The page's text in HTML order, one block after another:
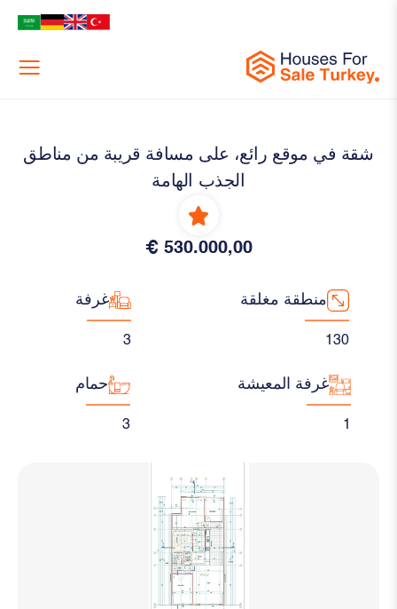
Menu
شقة في موقع رائع، على مسافة قريبة من مناطق
الجذب الهامة
530.000,00 €
منطقة مغلقة
130
غرفة
3
غرفة المعيشة
1
حمام
3